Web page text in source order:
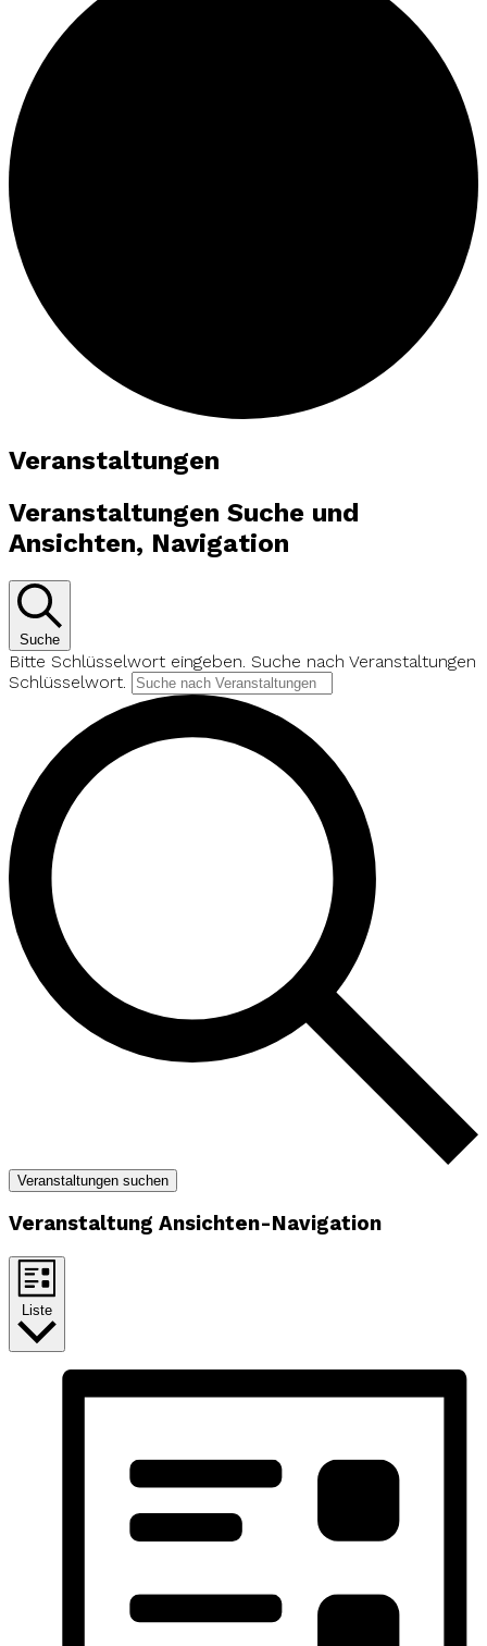
Veranstaltungen
Veranstaltungen Suche und
Ansichten, Navigation
Suche
Bitte Schlüsselwort eingeben. Suche nach Veranstaltungen
Schlüsselwort.
Veranstaltungen suchen
Veranstaltung Ansichten-Navigation
Liste